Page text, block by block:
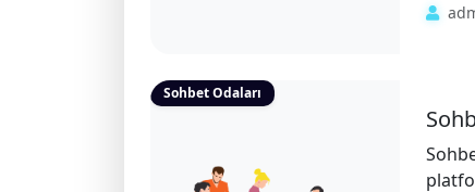
Sohbet Odaları